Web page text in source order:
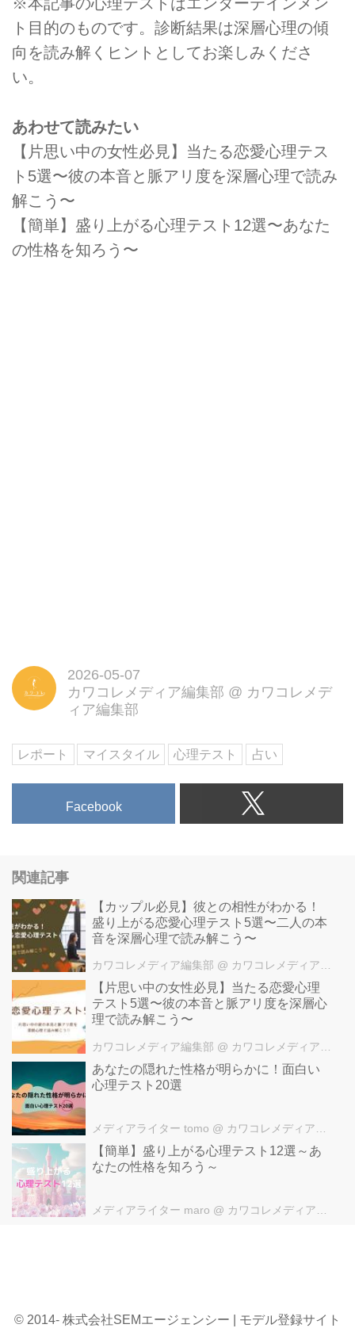
ト目的のものです。診断結果は深層心理の傾
向を読み解くヒントとしてお楽しみくださ
い。
あわせて読みたい
【片思い中の女性必見】当たる恋愛心理テス
ト5選〜彼の本音と脈アリ度を深層心理で読み
解こう〜
【簡単】盛り上がる心理テスト12選〜あなた
の性格を知ろう〜
2026-05-07
カワコレメディア編集部 @ カワコレメデ
ィア編集部
レポート マイスタイル 心理テスト 占い
Facebook
関連記事
【カップル必見】彼との相性がわかる！
盛り上がる恋愛心理テスト5選〜二人の本
音を深層心理で読み解こう〜
カワコレメディア編集部 @ カワコレメディア編集部
【片思い中の女性必見】当たる恋愛心理
テスト5選〜彼の本音と脈アリ度を深層心
理で読み解こう〜
カワコレメディア編集部 @ カワコレメディア編集部
あなたの隠れた性格が明らかに！面白い
心理テスト20選
メディアライター tomo @ カワコレメディア編集部
【簡単】盛り上がる心理テスト12選～あ
なたの性格を知ろう～
メディアライター maro @ カワコレメディア編集部
© 2014- 株式会社SEMエージェンシー | モデル登録サイト